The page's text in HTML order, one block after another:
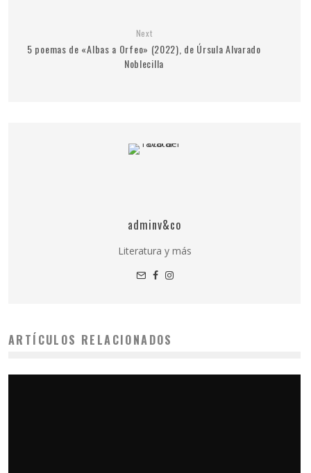
Next
5 poemas de «Albas a Orfeo» (2022), de Úrsula Alvarado
Noblecilla
adminv&co
Literatura y más
ARTÍCULOS RELACIONADOS